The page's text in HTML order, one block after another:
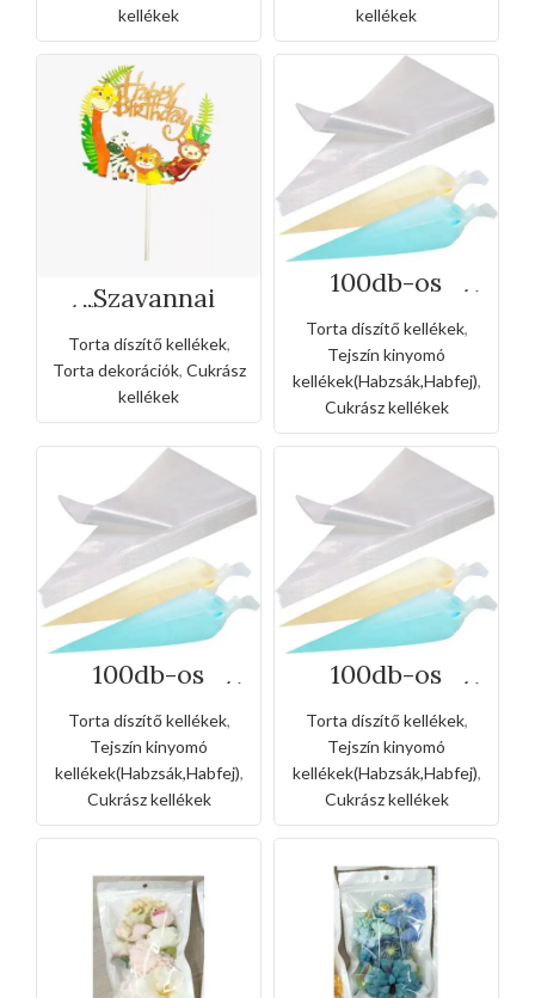
kellékek
kellékek
„Szavannai
állatok” torta
dekoráció
Torta díszítő kellékek,
Torta dekorációk, Cukrász
kellékek
100db-os
egyszerhasznál
ható habzsák-
25cm
Torta díszítő kellékek,
Tejszín kinyomó
kellékek(Habzsák,Habfej),
Cukrász kellékek
100db-os
egyszerhasznál
ható habzsák-
35cm
Torta díszítő kellékek,
Tejszín kinyomó
kellékek(Habzsák,Habfej),
Cukrász kellékek
100db-os
egyszerhasznál
ható habzsák-
XL
Torta díszítő kellékek,
Tejszín kinyomó
kellékek(Habzsák,Habfej),
Cukrász kellékek